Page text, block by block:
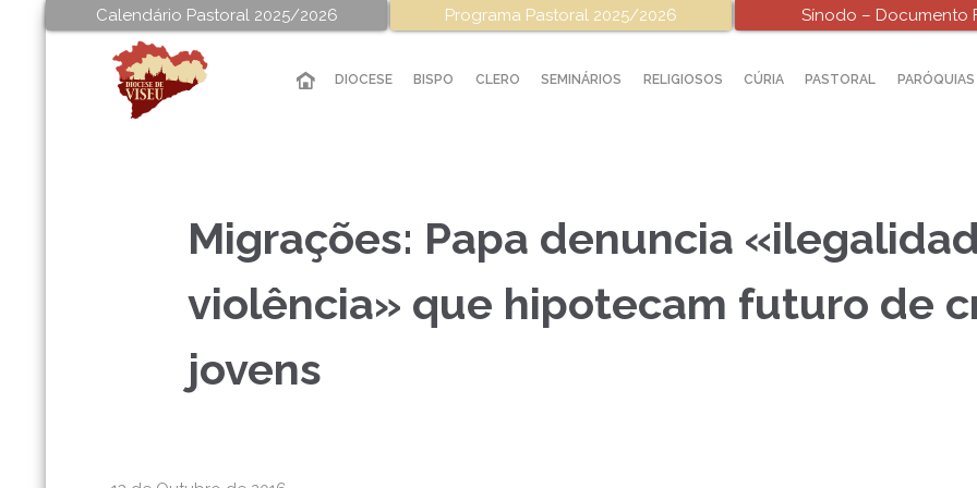
Calendário Pastoral 2025/2026 Programa Pastoral 2025/2026 Sínodo – Documento
DIOCESE BISPO CLERO SEMINÁRIOS RELIGIOSOS CÚRIA PASTORAL PARÓQUIAS
Migrações: Papa denuncia
violência» que hipotecam futuro de
jovens